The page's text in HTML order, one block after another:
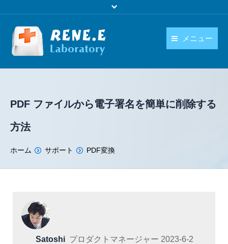
メニュー
日本語
PDF ファイルから電子署名を簡単に削除する
方法
You are here:
ホーム サポート PDF変換
Satoshi プロダクトマネージャー 2023-6-2